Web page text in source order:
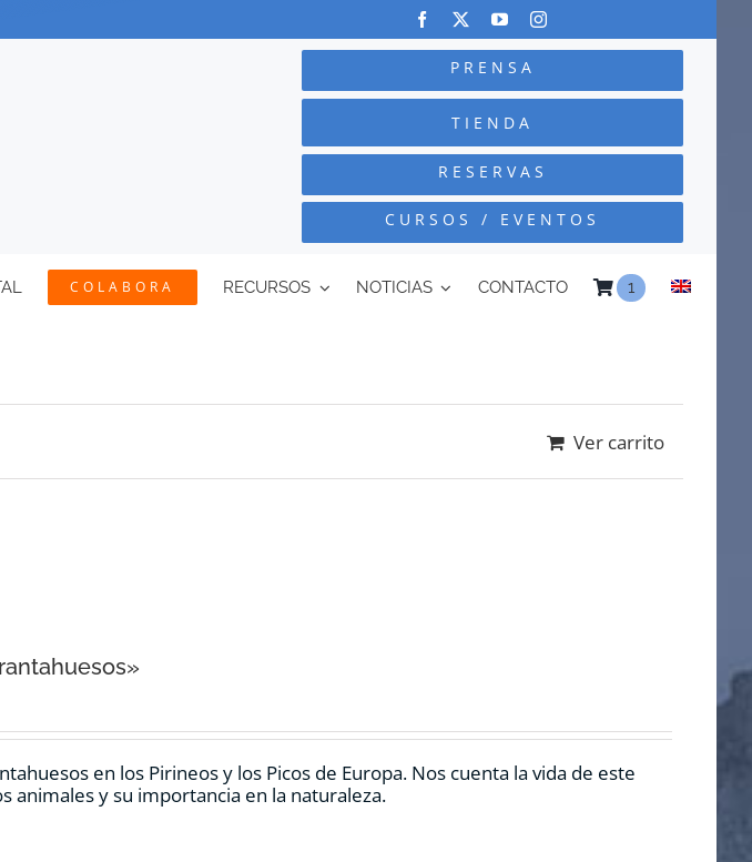
PRENSA
TIENDA
RESERVAS
CURSOS / EVENTOS
COLABORA RECURSOS NOTICIAS CONTACTO 1
Ver carrito
en los Pirineos y los Picos de Europa. Nos cuenta la vida de este
animales y su importancia en la naturaleza.